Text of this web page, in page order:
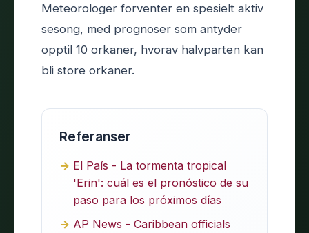
Meteorologer forventer en spesielt aktiv
sesong, med prognoser som antyder
opptil 10 orkaner, hvorav halvparten kan
bli store orkaner.
Referanser
El País - La tormenta tropical
'Erin': cuál es el pronóstico de su
paso para los próximos días
AP News - Caribbean officials